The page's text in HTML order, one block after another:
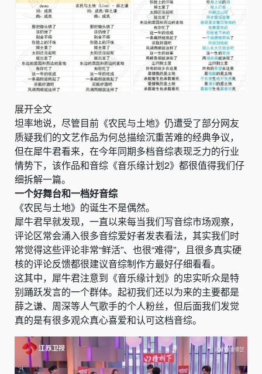
展开全文
坦率地说，尽管目前《农民与土地》仍遭受了部分网友
质疑我们的文艺作品为何总描绘沉重苦难的经典争议，
但在犀牛君看来，在今年同期多档音综表现乏力的行业
情势下，该作品和音综《音乐缘计划2》都很值得我们仔
细拆解一篇。
一个好舞台和一档好音综
《农民与土地》的诞生不是偶然。
犀牛君早就发现，一直以来每当我们写音综市场观察，
评论区常会涌入很多音综爱好者发表看法，其实我们时
常觉得这些评论非常“鲜活”、也很“难得”，且很多真实硬
核的评论反馈都很建议音综制作方最好仔细看看。
这其中，犀牛君注意到《音乐缘计划》的忠实听众是特
别踊跃发言的一个群体。起初我们还以为来的主要都是
薛之谦、周深等人气歌手的个人粉丝，但后面我们发觉
真的是有很多观众真心喜爱和认可这档音综。